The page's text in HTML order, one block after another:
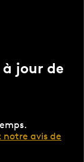
jour de
notre avis de